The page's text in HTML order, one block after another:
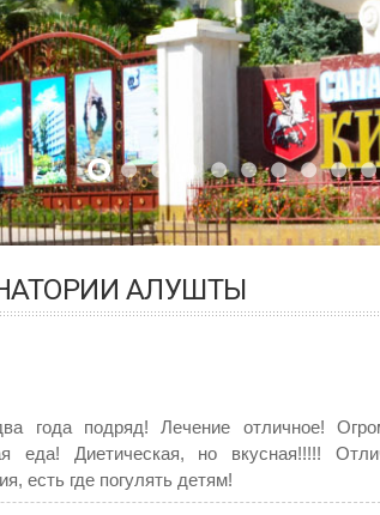
АЛУШТЫ
года подряд! Лечение отличное!
Диетическая, но вкусная!!!!!
есть где погулять детям!